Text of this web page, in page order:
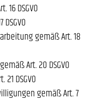
DSGVO
gemäß Art. 18
Art. 20 DSGVO
DSGVO
gemäß Art. 7